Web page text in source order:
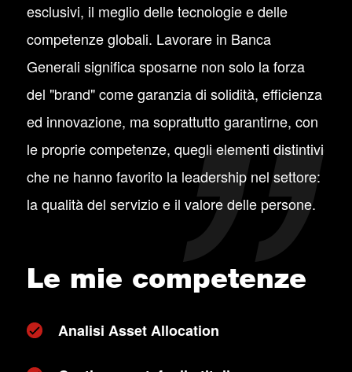
esclusivi, il meglio delle tecnologie e delle
competenze globali. Lavorare in Banca
Generali significa sposarne non solo la forza
del "brand" come garanzia di solidità, efficienza
ed innovazione, ma soprattutto garantirne, con
le proprie competenze, quegli elementi distintivi
che ne hanno favorito la leadership nel settore:
la qualità del servizio e il valore delle persone.
Le mie competenze
Analisi Asset Allocation